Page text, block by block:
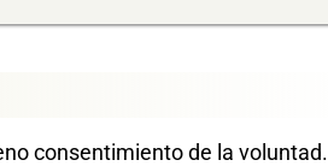
consentimiento de la voluntad.